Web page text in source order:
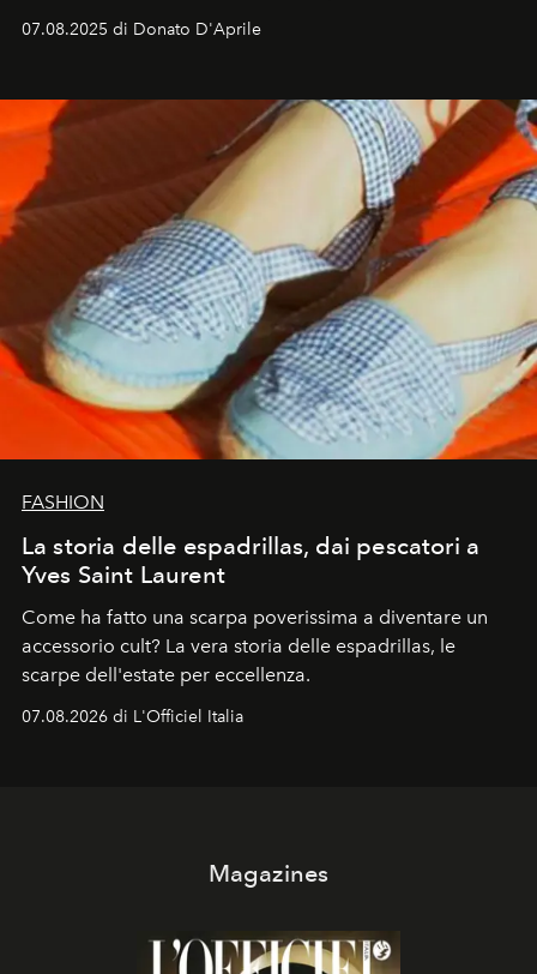
07.08.2025 di Donato D'Aprile
FASHION
La storia delle espadrillas, dai pescatori a
Yves Saint Laurent
Come ha fatto una scarpa poverissima a diventare un
accessorio cult? La vera storia delle espadrillas, le
scarpe dell'estate per eccellenza.
07.08.2026 di L'Officiel Italia
Magazines